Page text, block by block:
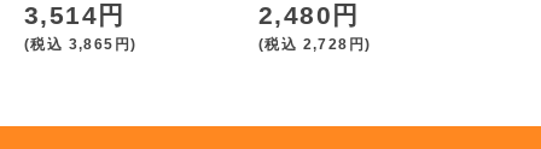
3,514円
(税込 3,865円)
2,480円
(税込 2,728円)